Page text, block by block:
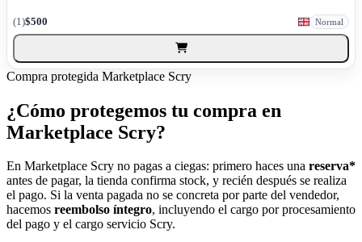
(1)$500 Normal
Compra protegida Marketplace Scry
¿Cómo protegemos tu compra en
Marketplace Scry?
En Marketplace Scry no pagas a ciegas: primero haces una reserva*
antes de pagar, la tienda confirma stock, y recién después se realiza
el pago. Si la venta pagada no se concreta por parte del vendedor,
hacemos reembolso íntegro, incluyendo el cargo por procesamiento
del pago y el cargo servicio Scry.